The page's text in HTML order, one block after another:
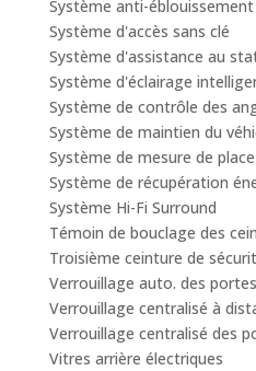
Système anti-éblouissement
Système d'accès sans clé
Système d'assistance au
Système d'éclairage
Système de contrôle des
Système de maintien du
Système de mesure de
Système de récupération
Système Hi-Fi Surround
Témoin de bouclage des
Troisième ceinture de
Verrouillage auto. des
Verrouillage centralisé à
Verrouillage centralisé des
Vitres arrière électriques